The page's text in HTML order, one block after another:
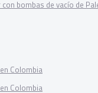
bombas de vacío de
Colombia
Colombia